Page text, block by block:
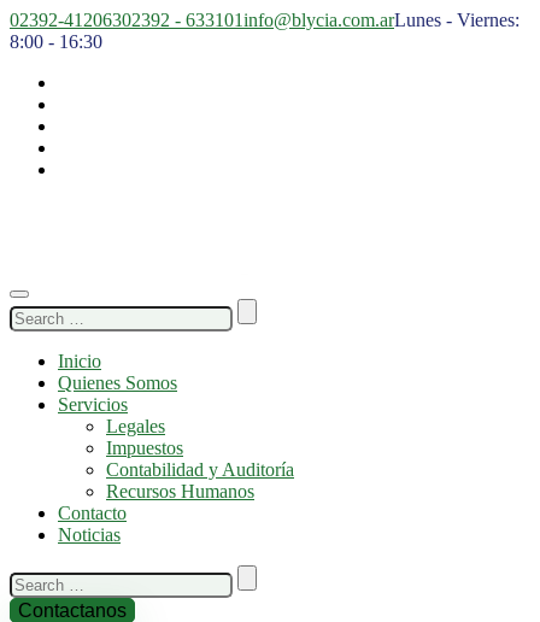
02392-41206302392 - 633101info@blycia.com.arLunes - Viernes:
8:00 - 16:30
Search
for:
Inicio
Quienes Somos
Servicios
Legales
Impuestos
Contabilidad y Auditoría
Recursos Humanos
Contacto
Noticias
Search
for:
Contactanos